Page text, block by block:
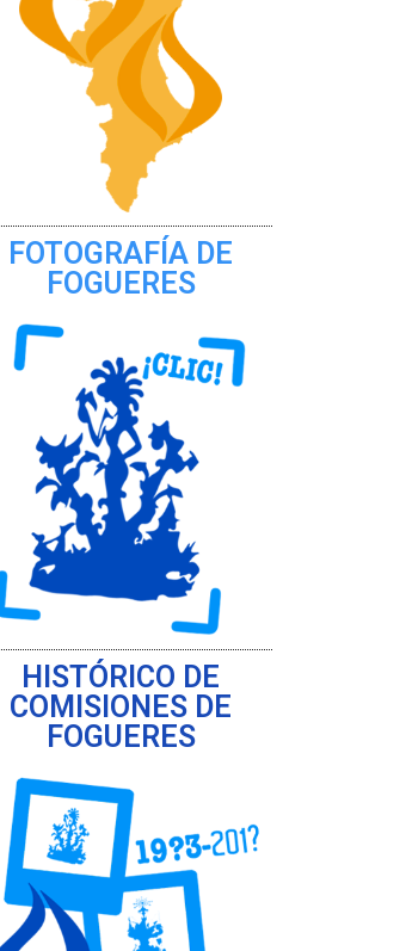
FOTOGRAFÍA DE
FOGUERES
HISTÓRICO DE
COMISIONES DE
FOGUERES